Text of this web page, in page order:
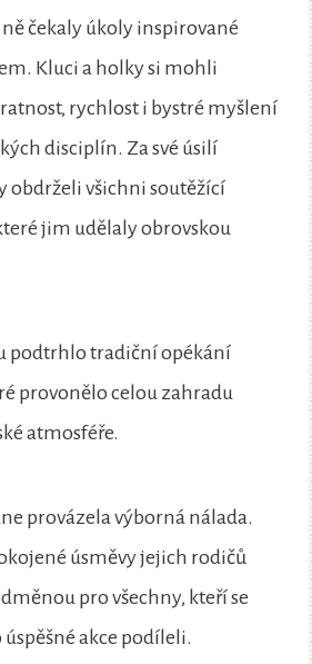
čekaly úkoly inspirované
Kluci a holky si mohli
rychlost i bystré myšlení
disciplín. Za své úsilí
obdrželi všichni soutěžící
jim udělaly obrovskou
podtrhlo tradiční opékání
provonělo celou zahradu
atmosféře.
provázela výborná nálada.
úsměvy jejich rodičů
pro všechny, kteří se
akce podíleli.